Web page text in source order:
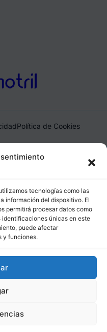
tecnologías como las
información del dispositivo. El
permitirá procesar datos como
únicas en este
puede afectar
y funciones.
Política de Cookies
España, 1, 18600, Motril,
DIR3: L01181400